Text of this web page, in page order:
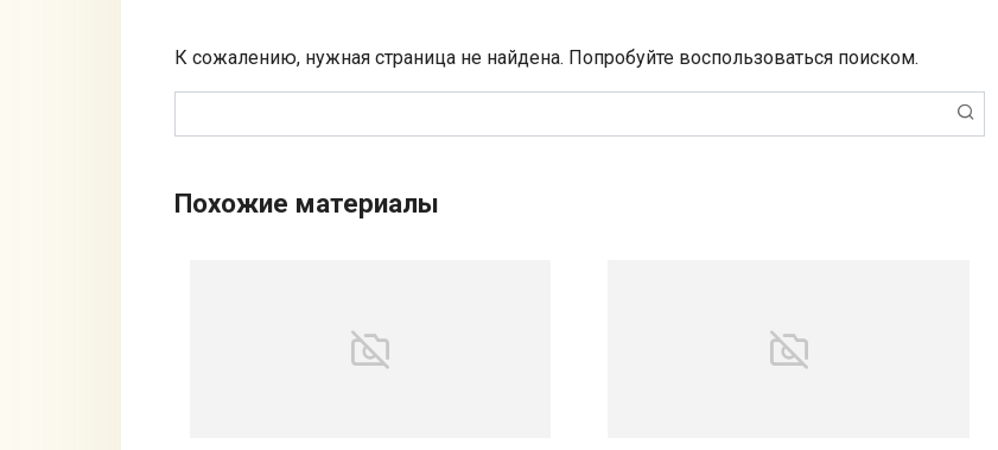
К сожалению, нужная страница не найдена. Попробуйте воспользоваться поиском.
Похожие материалы